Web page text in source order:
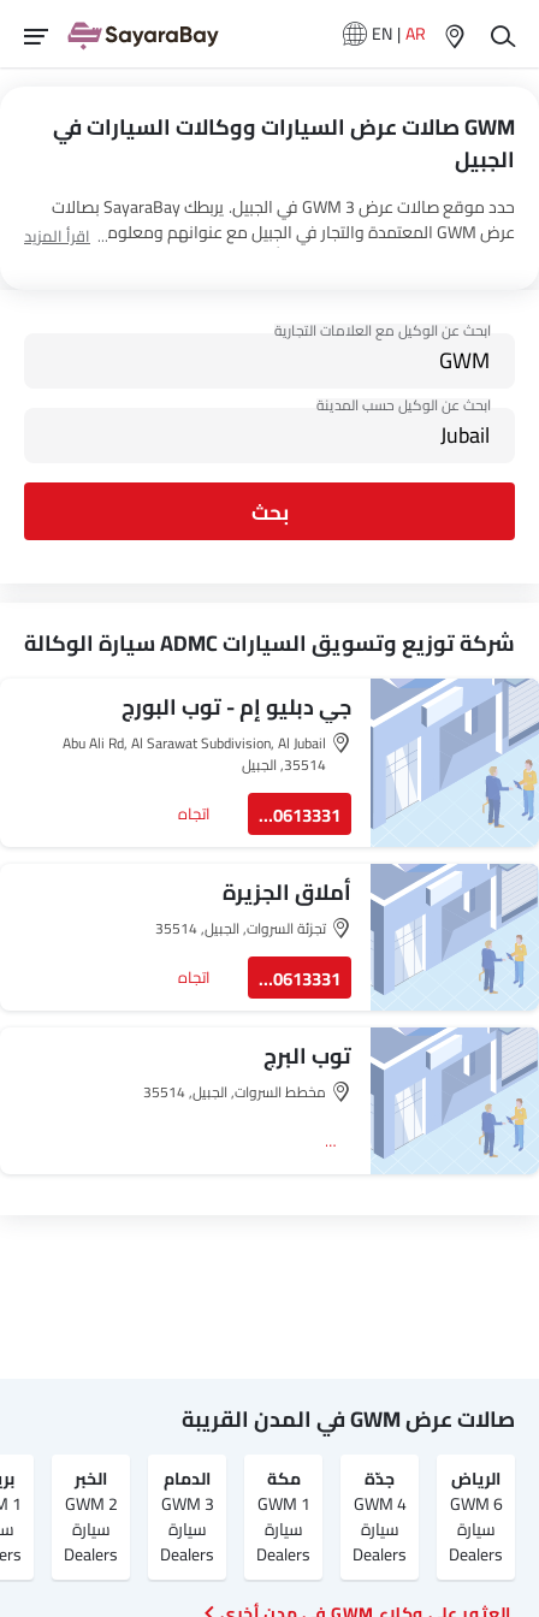
EN|AR
GWM صالات عرض السيارات ووكالات السيارات في
الجبيل
حدد موقع صالات عرض 3 GWM في الجبيل. يربطك SayaraBay بصالات
عرض GWM المعتمدة والتجار في الجبيل مع عنوانهم ومعلومات الاتصال
اقرأ المزيد
بحث
شركة توزيع وتسويق السيارات ADMC سيارة الوكالة
جي دبليو إم - توب البورج
Abu Ali Rd, Al Sarawat Subdivision, Al Jubail
35514, الجبيل
560613331 اتجاه
أملاق الجزيرة
تجزئة السروات, الجبيل, 35514
560613331 اتجاه
توب البرج
مخطط السروات, الجبيل, 35514
اتجاه
صالات عرض GWM في المدن القريبة
الرياض‎
6 GWM
سيارة
Dealers
جدّة
4 GWM
سيارة
Dealers
مكة
1 GWM
سيارة
Dealers
الدمام
3 GWM
سيارة
Dealers
الخبر
2 GWM
سيارة
Dealers